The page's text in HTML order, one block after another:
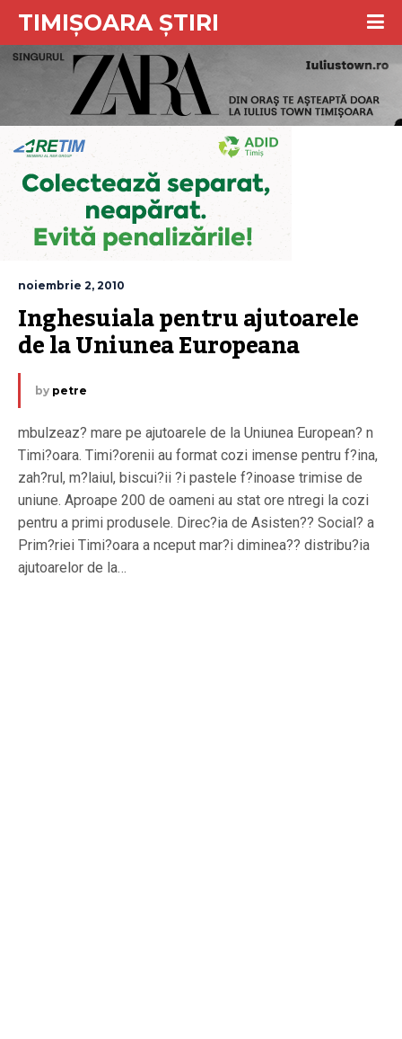
TIMIȘOARA ȘTIRI
noiembrie 2, 2010
Inghesuiala pentru ajutoarele
de la Uniunea Europeana
by petre
mbulzeaz? mare pe ajutoarele de la Uniunea European? n
Timi?oara. Timi?orenii au format cozi imense pentru f?ina,
zah?rul, m?laiul, biscui?ii ?i pastele f?inoase trimise de
uniune. Aproape 200 de oameni au stat ore ntregi la cozi
pentru a primi produsele. Direc?ia de Asisten?? Social? a
Prim?riei Timi?oara a nceput mar?i diminea?? distribu?ia
ajutoarelor de la…